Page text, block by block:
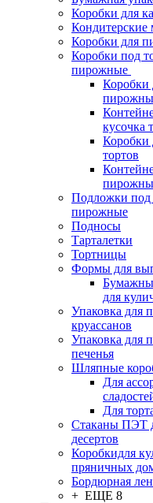
Коробки для
Кондитерские
Коробки для
Коробки под
пирожные
Коробки
кусочка
Коробки
тортов
Подложки под
пирожные
Подносы
Тарталетки
Тортницы
Формы для
для
Упаковка для
круассанов
Упаковка для
печенья
Шляпные
Для
Для
Стаканы ПЭТ
десертов
Коробкидля
пряничных
Бордюрная
+ ЕЩЕ 8